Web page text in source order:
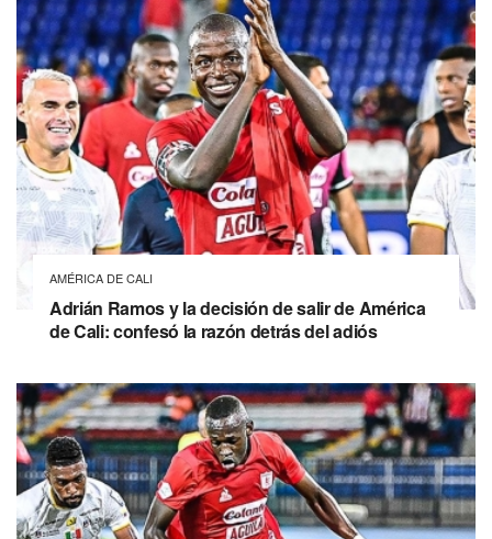
AMÉRICA DE CALI
Adrián Ramos y la decisión de salir de América
de Cali: confesó la razón detrás del adiós